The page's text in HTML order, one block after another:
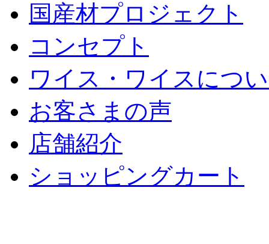
国産材プロジェクト
コンセプト
ワイス・ワイスにつ
お客さまの声
店舗紹介
ショッピングカート